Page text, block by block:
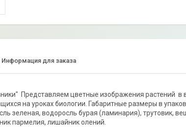
Информация для заказа
Представляем цветные изображения растений в
на уроках биологии. Габаритные размеры в
зеленая, водоросль бурая (ламинария), трутовик,
лишайник пармелия,